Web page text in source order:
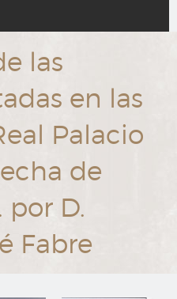
las
en las
Palacio
de
por D.
Fabre